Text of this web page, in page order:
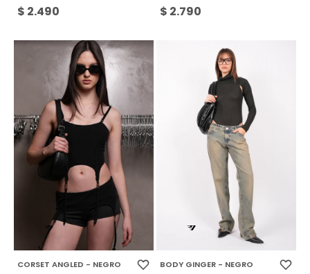
$ 2.490 $ 2.790
CORSET ANGLED - NEGRO BODY GINGER - NEGRO